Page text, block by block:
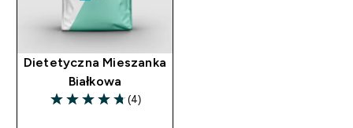
Dietetyczna Mieszanka
Białkowa
4.75 out of 5 stars
(4)